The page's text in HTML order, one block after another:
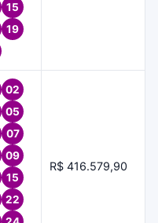
15
19
02
05
07
09
15
22
R$ 416.579,90